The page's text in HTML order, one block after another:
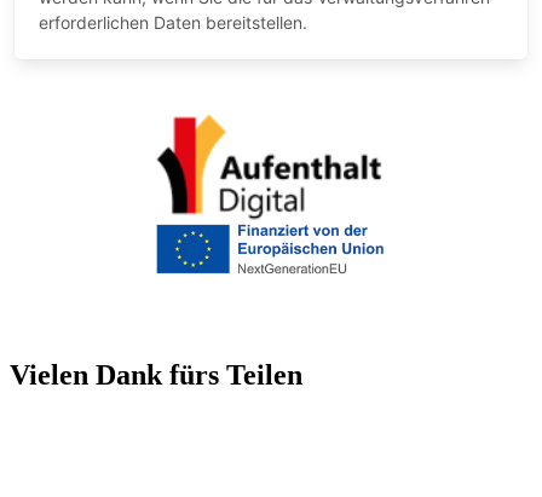
Vielen Dank fürs Teilen